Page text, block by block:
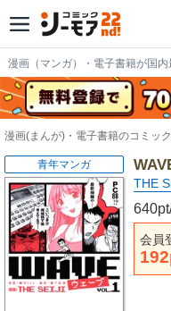
漫画（マンガ）・電子書籍が国内
漫画(まんが)・電子書籍のコミッ
THE
会員
青年マンガ